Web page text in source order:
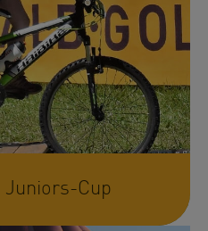
Juniors-Cup